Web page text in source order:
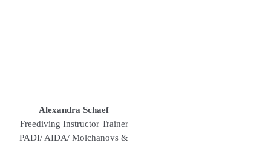
Alexandra Schaef
Freediving Instructor Trainer
PADI/ AIDA/ Molchanovs &